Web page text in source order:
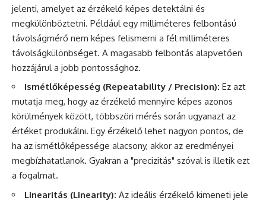
jelenti, amelyet az érzékelő képes detektálni és
megkülönböztetni. Például egy milliméteres felbontású
távolságmérő nem képes felismerni a fél milliméteres
távolságkülönbséget. A magasabb felbontás alapvetően
hozzájárul a jobb pontossághoz.
Ismétlőképesség (Repeatability / Precision): Ez azt
mutatja meg, hogy az érzékelő mennyire képes azonos
körülmények között, többszöri mérés során ugyanazt az
értéket produkálni. Egy érzékelő lehet nagyon pontos, de
ha az ismétlőképessége alacsony, akkor az eredményei
megbízhatatlanok. Gyakran a "precizitás" szóval is illetik ezt
a fogalmat.
Linearitás (Linearity): Az ideális érzékelő kimeneti jele